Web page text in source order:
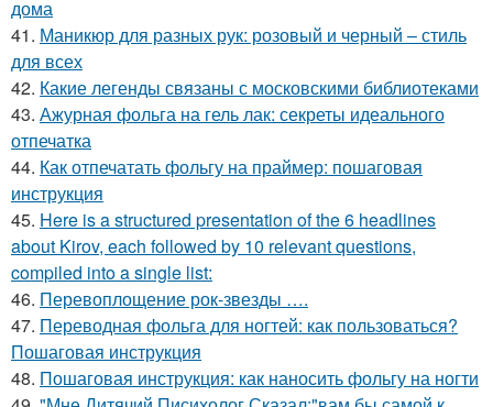
дома
41. Маникюр для разных рук: розовый и черный – стиль
для всех
42. Какие легенды связаны с московскими библиотеками
43. Ажурная фольга на гель лак: секреты идеального
отпечатка
44. Как отпечатать фольгу на праймер: пошаговая
инструкция
45. Here is a structured presentation of the 6 headlines
about Kirov, each followed by 10 relevant questions,
compiled into a single list:
46. Перевоплощение рок-звезды ….
47. Переводная фольга для ногтей: как пользоваться?
Пошаговая инструкция
48. Пошаговая инструкция: как наносить фольгу на ногти